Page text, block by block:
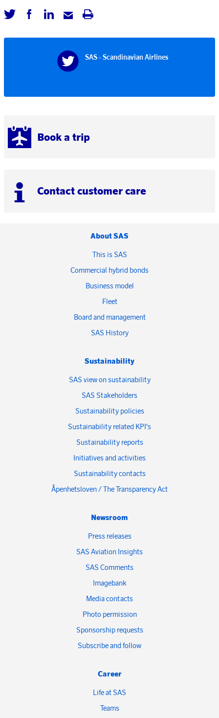
Book a trip
Contact customer care
SAS - Scandinavian Airlines
About SAS
This is SAS
Commercial hybrid bonds
Business model
Fleet
Board and management
SAS History
Sustainability
SAS view on sustainability
SAS Stakeholders
Sustainability policies
Sustainability related KPI's
Sustainability reports
Initiatives and activities
Sustainability contacts
Åpenhetsloven / The Transparency Act
Newsroom
Press releases
SAS Aviation Insights
SAS Comments
Imagebank
Media contacts
Photo permission
Sponsorship requests
Subscribe and follow
Career
Life at SAS
Teams